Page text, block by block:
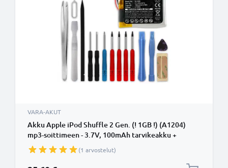
VARA-AKUT
Akku Apple iPod Shuffle 2 Gen. (! 1GB !) (A1204)
mp3-soittimeen - 3.7V, 100mAh tarvikeakku +
Työkalu tuotemerkiltä CELLONIC
(1 arvostelut)